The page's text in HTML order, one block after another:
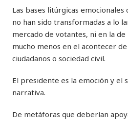
Las bases litúrgicas
no han sido transformadas a lo
mercado de votantes, ni en la
mucho menos en el acontecer
ciudadanos o sociedad civil.
El presidente es la emoción y el
narrativa.
De metáforas que deberían